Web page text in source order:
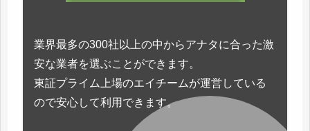
業界最多の300社以上の中からアナタに合った激
安な業者を選ぶことができます。
東証プライム上場のエイチームが運営している
ので安心して利用できます。